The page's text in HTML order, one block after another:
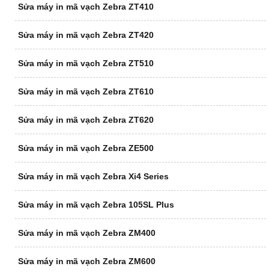
Sửa máy in mã vạch Zebra ZT410
Sửa máy in mã vạch Zebra ZT420
Sửa máy in mã vạch Zebra ZT510
Sửa máy in mã vạch Zebra ZT610
Sửa máy in mã vạch Zebra ZT620
Sửa máy in mã vạch Zebra ZE500
Sửa máy in mã vạch Zebra Xi4 Series
Sửa máy in mã vạch Zebra 105SL Plus
Sửa máy in mã vạch Zebra ZM400
Sửa máy in mã vạch Zebra ZM600